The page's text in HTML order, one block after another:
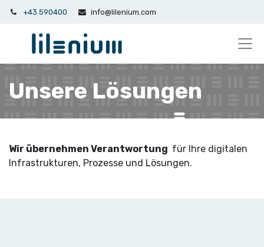
+43 590400 info@lilenium.com
Unsere Lösungen
Wir übernehmen Verantwortung für Ihre digitalen
Infrastrukturen, Prozesse und Lösungen.